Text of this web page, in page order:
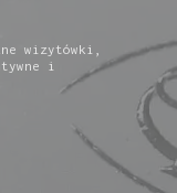
wizytówki,
i